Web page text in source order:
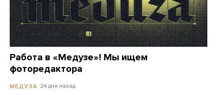
Работа в «Медузе»! Мы ищем
фоторедактора
МЕДУЗА 24 дня назад